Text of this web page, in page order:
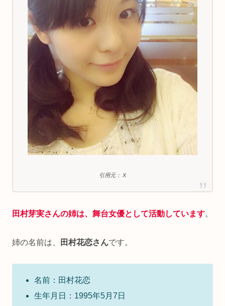
引用元： X
田村芽実さんの姉は、 舞台女優として活動しています。
姉の名前は、 田村花恋さんです。
名前：田村花恋
生年月日：1995年5月7日